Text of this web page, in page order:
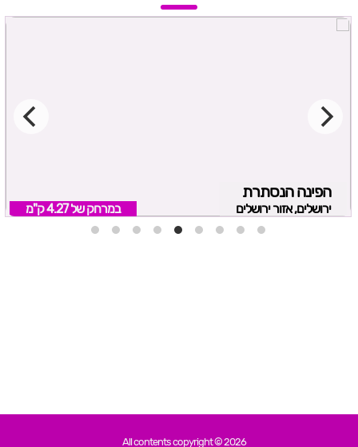
הפינה הנסתרת
ירושלים, אזור ירושלים במרחק של4.27 ק"מ
All contents copyright © 2026